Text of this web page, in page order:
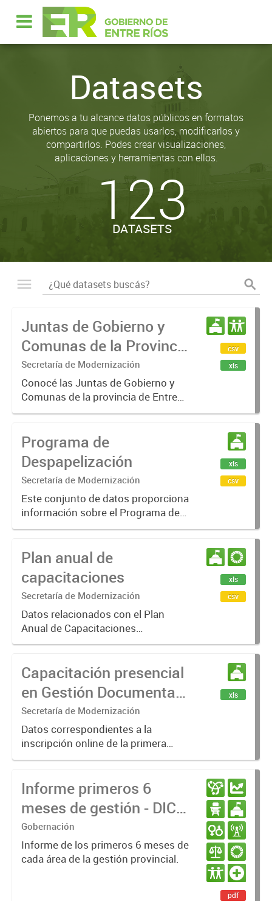
Datasets
Ponemos a tu alcance datos públicos en formatos
abiertos para que puedas usarlos, modificarlos y
compartirlos. Podes crear visualizaciones,
aplicaciones y herramientas con ellos.
123
DATASETS
Juntas de Gobierno y
Comunas de la Provincia
de Entre Ríos
Secretaría de Modernización
Conocé las Juntas de Gobierno y
Comunas de la provincia de Entre
Ríos
csv
xls
Programa de
Despapelización
Secretaría de Modernización
Este conjunto de datos proporciona
información sobre el Programa de
despapelización implementado en
el objetivo de reducir el uso de
papel en la administración...
xls
csv
Plan anual de
capacitaciones
Secretaría de Modernización
Datos relacionados con el Plan
Anual de Capacitaciones
gestionado por la Secretaría de
Incluye nombre de los cursos,
personas capacitadas, si el curso se
dictó...
xls
csv
Capacitación presencial
en Gestión Documental
Electrónica (GDE)
Secretaría de Modernización
Datos correspondientes a la
inscripción online de la primera
capacitación en Gestión
modalidad presencial. La instancia
de formación para agentes de la
Administración...
xls
Informe primeros 6
meses de gestión - DIC
23 / JUN 24
Gobernación
Informe de los primeros 6 meses de
cada área de la gestión provincial.
pdf